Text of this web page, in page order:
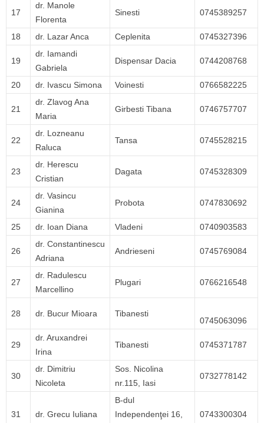
17
dr. Manole
Florenta
Sinesti 0745389257
18 dr. Lazar Anca Ceplenita 0745327396
19
dr. Iamandi
Gabriela
Dispensar Dacia 0744208768
20 dr. Ivascu Simona Voinesti 0766582225
21
dr. Zlavog Ana
Maria
Girbesti Tibana 0746757707
22
dr. Lozneanu
Raluca
Tansa 0745528215
23
dr. Herescu
Cristian
Dagata 0745328309
24
dr. Vasincu
Gianina
Probota 0747830692
25 dr. Ioan Diana Vladeni 0740903583
26
dr. Constantinescu
Adriana
Andrieseni 0745769084
27
dr. Radulescu
Marcellino
Plugari 0766216548
28 dr. Bucur Mioara Tibanesti
0745063096
29
dr. Aruxandrei
Irina
Tibanesti 0745371787
30
dr. Dimitriu
Nicoleta
Sos. Nicolina
nr.115, Iasi
0732778142
31 dr. Grecu Iuliana
B-dul
Independenţei 16,
0743300304